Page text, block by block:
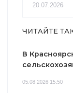
20.07.2026
ЧИТАЙТЕ
В
05.08.2026 15:50